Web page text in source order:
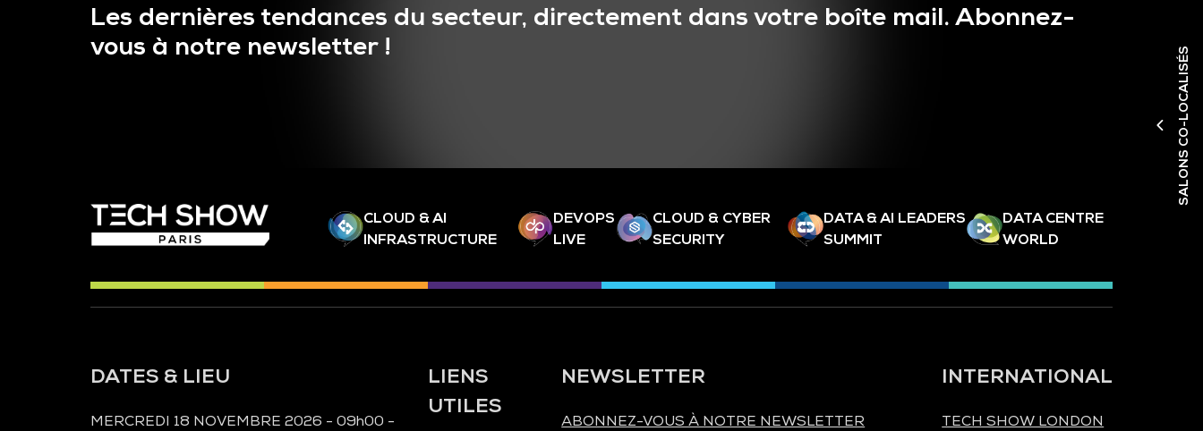
SALONS CO-LOCALISÉS
Les dernières tendances du secteur, directement dans votre boîte mail. Abonnez-
vous à notre newsletter !
CLOUD & AI
INFRASTRUCTURE
DEVOPS
LIVE
CLOUD & CYBER
SECURITY
DATA & AI LEADERS
SUMMIT
DATA CENTRE
WORLD
DATES & LIEU
MERCREDI 18 NOVEMBRE 2026 - 09h00 -
LIENS
UTILES
NEWSLETTER
ABONNEZ-VOUS À NOTRE NEWSLETTER
INTERNATIONAL
TECH SHOW LONDON